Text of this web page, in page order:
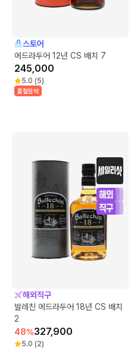
스토어
에드라두어 12년 CS 배치 7
245,000
5.0 (5)
품절임박
해외직구
발레친 에드라두어 18년 CS 배치
2
48%327,900
5.0 (2)